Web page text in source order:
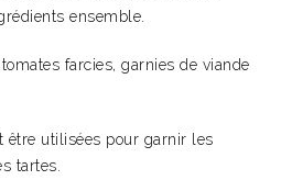
ensemble.
farcies, garnies de viande
être utilisées pour garnir les
tartes.